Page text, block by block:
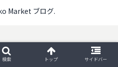
Market ブログ.
検索 トップ サイドバー